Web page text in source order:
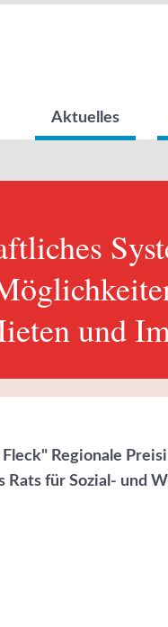
Aktuelles
und
Regionale
Rats für Sozial- und